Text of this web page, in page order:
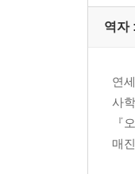
역자
연
사
『
매